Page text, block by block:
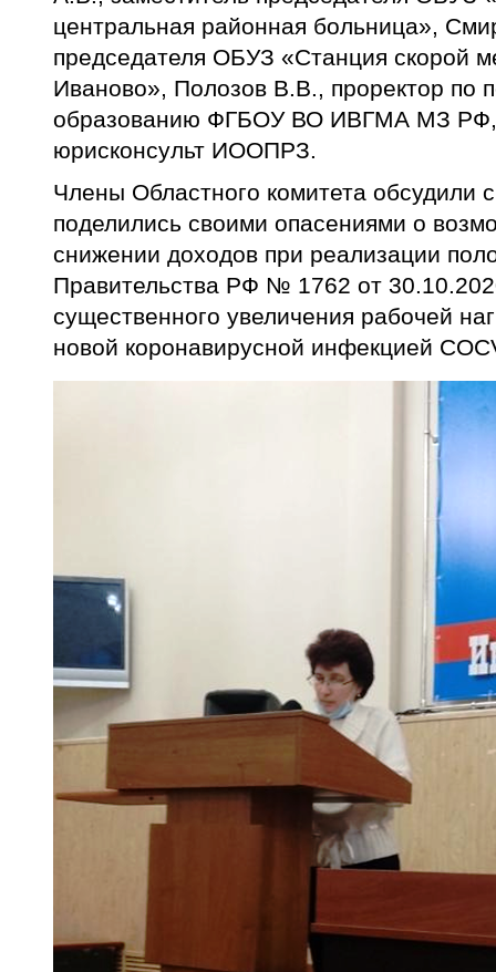
центральная районная больница»,
председателя ОБУЗ «Станция скорой
Иваново», Полозов В.В., проректор по
образованию ФГБОУ ВО ИВГМА МЗ
юрисконсульт ИООПРЗ.
Члены Областного комитета обсудили
поделились своими опасениями о
снижении доходов при реализации
Правительства РФ № 1762 от
существенного увеличения рабочей
новой коронавирусной инфекцией